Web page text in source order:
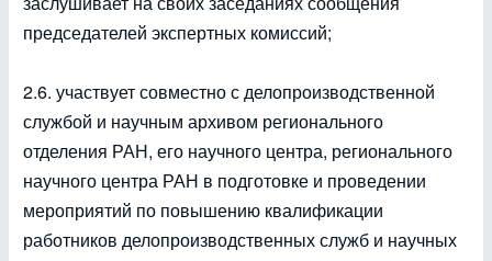
председателей экспертных комиссий;
2.6. участвует совместно с делопроизводственной
службой и научным архивом регионального
отделения РАН, его научного центра, регионального
научного центра РАН в подготовке и проведении
мероприятий по повышению квалификации
работников делопроизводственных служб и научных